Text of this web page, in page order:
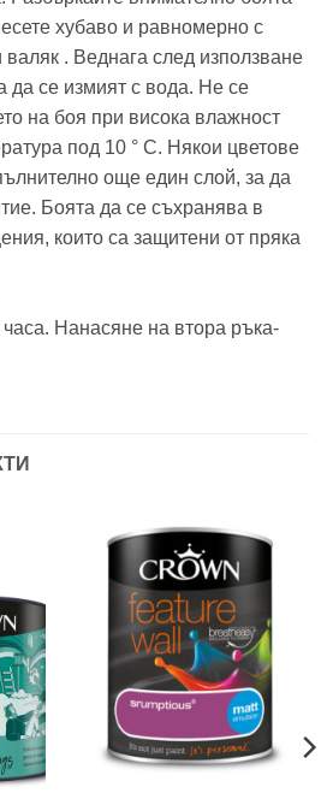
хубаво и равномерно с
. Веднага след използване
да се измият с вода. Не се
на боя при висока влажност
под 10 ° C. Някои цветове
още един слой, за да
Боята да се съхранява в
които са защитени от пряка
Нанасяне на втора ръка-